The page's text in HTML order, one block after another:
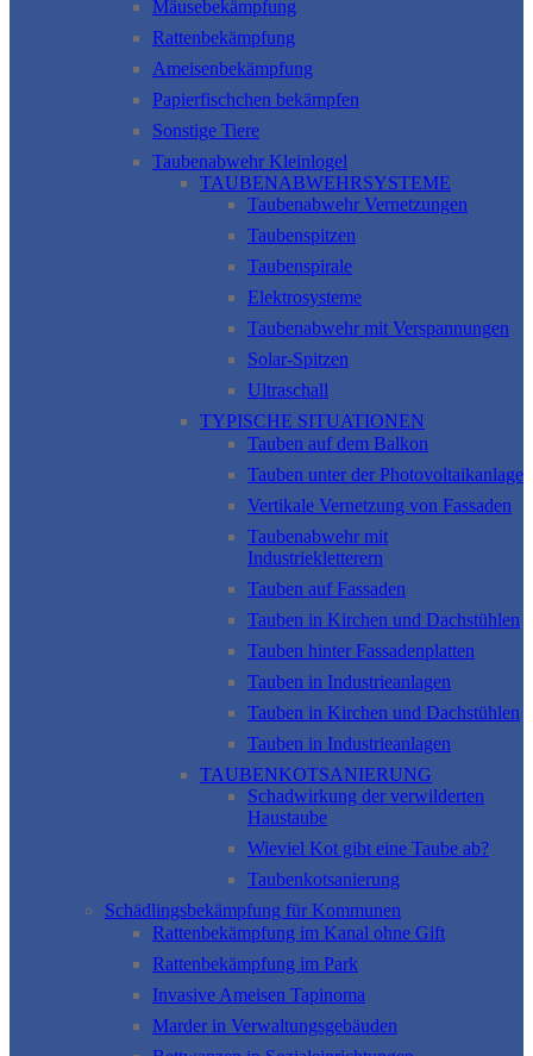
Mäusebekämpfung
Rattenbekämpfung
Ameisenbekämpfung
Papierfischchen bekämpfen
Sonstige Tiere
Taubenabwehr Kleinlogel
TAUBENABWEHRSYSTEME
Taubenabwehr Vernetzungen
Taubenspitzen
Taubenspirale
Elektrosysteme
Taubenabwehr mit Verspannungen
Solar-Spitzen
Ultraschall
TYPISCHE SITUATIONEN
Tauben auf dem Balkon
Tauben unter der Photovoltaikanlage
Vertikale Vernetzung von Fassaden
Taubenabwehr mit
Industriekletterern
Tauben auf Fassaden
Tauben in Kirchen und Dachstühlen
Tauben hinter Fassadenplatten
Tauben in Industrieanlagen
Tauben in Kirchen und Dachstühlen
Tauben in Industrieanlagen
TAUBENKOTSANIERUNG
Schadwirkung der verwilderten
Haustaube
Wieviel Kot gibt eine Taube ab?
Taubenkotsanierung
Schädlingsbekämpfung für Kommunen
Rattenbekämpfung im Kanal ohne Gift
Rattenbekämpfung im Park
Invasive Ameisen Tapinoma
Marder in Verwaltungsgebäuden